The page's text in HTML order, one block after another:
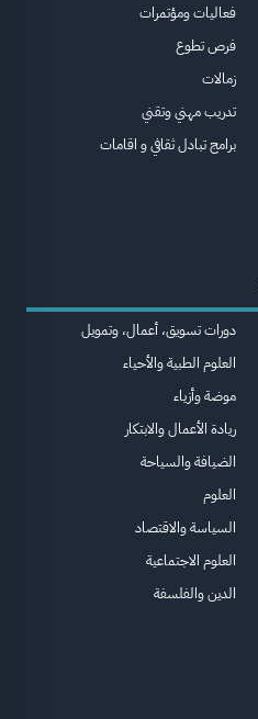
فعاليات ومؤتمرات
فرص تطوع
زمالات
تدريب مهني وتقني
برامج تبادل ثقافي و اقامات
دورات تسويق، أعمال، وتمويل
العلوم الطبية والأحياء
موضة وأزياء
ريادة الأعمال والابتكار
الضيافة والسياحة
العلوم
السياسة والاقتصاد
العلوم الاجتماعية
الدين والفلسفة